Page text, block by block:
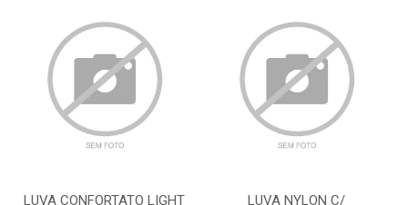
LUVA CONFORTATO LIGHT
LUVA NYLON C/